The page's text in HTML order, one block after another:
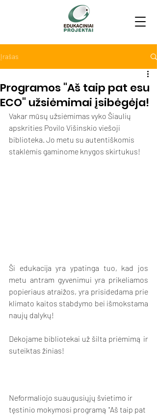
Įrašas
Programos "Aš taip pat esu
ECO" užsiėmimai įsibėgėja!
Vakar mūsų užsiėmimas vyko Šiaulių
apskrities Povilo Višinskio viešoji
biblioteka. Jo metu su autentiškomis
staklėmis gaminome knygos skirtukus!
Ši edukacija yra ypatinga tuo, kad jos
metu antram gyvenimui yra prikeliamos
popieriaus atraižos, yra prisidedama prie
klimato kaitos stabdymo bei išmokstama
naujų dalykų!
Dėkojame bibliotekai už šilta priėmimą ir
suteiktas žinias!
Neformaliojo suaugusiųjų švietimo ir
tęstinio mokymosi programą "Aš taip pat